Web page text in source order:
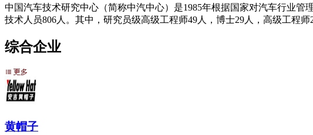
中国汽车技术研究中心（简称中汽中心）是1985年根据国家对汽车行业
技术人员806人。其中，研究员级高级工程师49人，博士29人，高级工程师
综合企业
黄帽子